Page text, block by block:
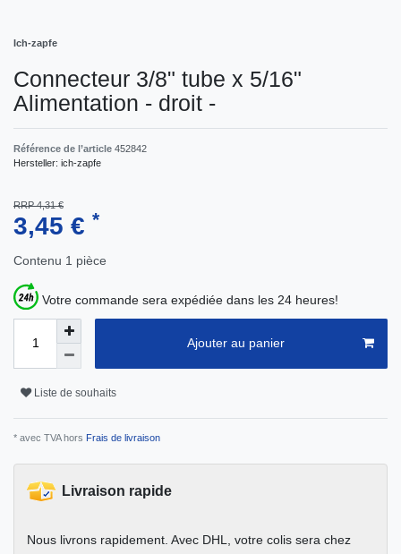
Ich-zapfe
Connecteur 3/8" tube x 5/16"
Alimentation - droit -
Référence de l’article 452842
Hersteller: ich-zapfe
RRP 4,31 €
3,45 € *
Contenu 1 pièce
Votre commande sera expédiée dans les 24 heures!
Ajouter au panier
Liste de souhaits
* avec TVA hors Frais de livraison
Livraison rapide
Nous livrons rapidement. Avec DHL, votre colis sera chez